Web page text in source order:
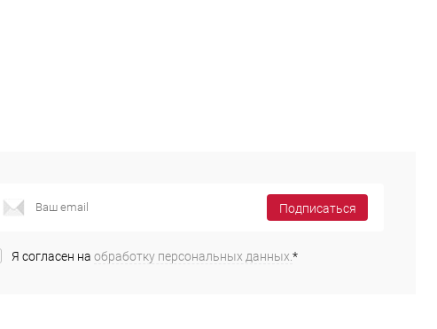
Подписаться
Я согласен на обработку персональных данных. *